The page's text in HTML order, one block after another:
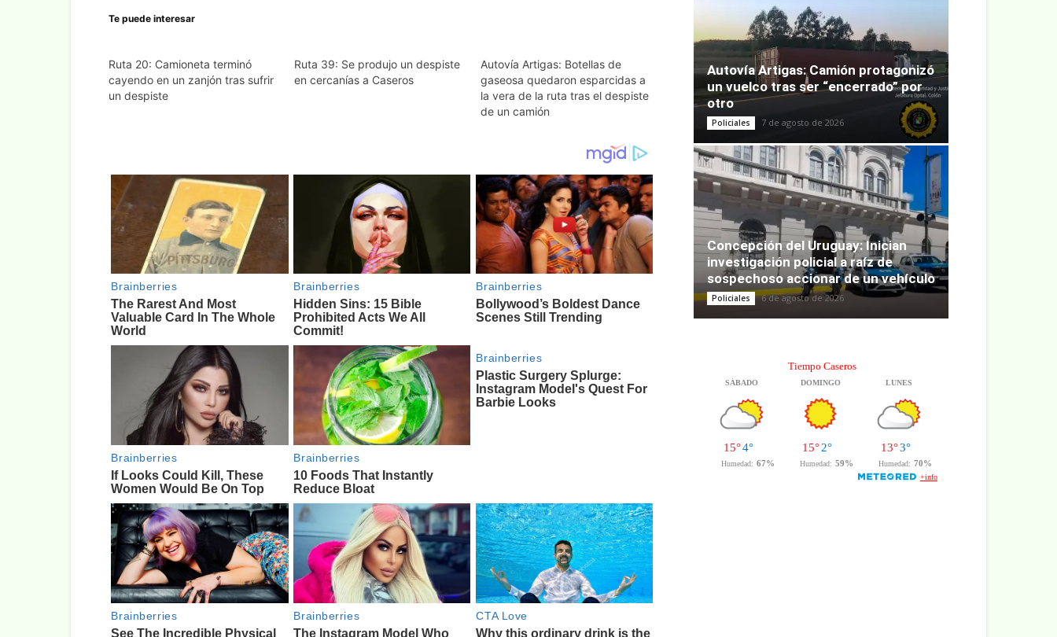
Te puede interesar
Ruta 20: Camioneta terminó
cayendo en un zanjón tras sufrir
un despiste
Ruta 39: Se produjo un despiste
en cercanías a Caseros
Autovía Artigas: Botellas de
gaseosa quedaron esparcidas a
la vera de la ruta tras el despiste
de un camión
Autovía Artigas: Camión protagonizó
un vuelco tras ser “encerrado” por
otro
Policiales 7 de agosto de 2026
Concepción del Uruguay: Inician
investigación policial a raíz de
sospechoso accionar de un vehículo
Policiales 6 de agosto de 2026